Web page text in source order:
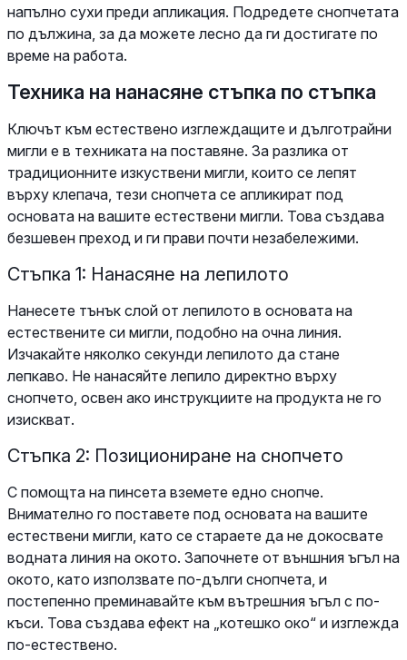
напълно сухи преди апликация. Подредете снопчетата
по дължина, за да можете лесно да ги достигате по
време на работа.
Техника на нанасяне стъпка по стъпка
Ключът към естествено изглеждащите и дълготрайни
мигли е в техниката на поставяне. За разлика от
традиционните изкуствени мигли, които се лепят
върху клепача, тези снопчета се апликират под
основата на вашите естествени мигли. Това създава
безшевен преход и ги прави почти незабележими.
Стъпка 1: Нанасяне на лепилото
Нанесете тънък слой от лепилото в основата на
естествените си мигли, подобно на очна линия.
Изчакайте няколко секунди лепилото да стане
лепкаво. Не нанасяйте лепило директно върху
снопчето, освен ако инструкциите на продукта не го
изискват.
Стъпка 2: Позициониране на снопчето
С помощта на пинсета вземете едно снопче.
Внимателно го поставете под основата на вашите
естествени мигли, като се стараете да не докосвате
водната линия на окото. Започнете от външния ъгъл на
окото, като използвате по-дълги снопчета, и
постепенно преминавайте към вътрешния ъгъл с по-
къси. Това създава ефект на „котешко око“ и изглежда
по-естествено.